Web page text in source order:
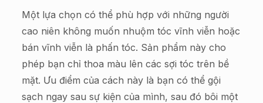
Một lựa chọn có thể phù hợp với những người
cao niên không muốn nhuộm tóc vĩnh viễn hoặc
bán vĩnh viễn là phấn tóc. Sản phẩm này cho
phép bạn chỉ thoa màu lên các sợi tóc trên bề
mặt. Ưu điểm của cách này là bạn có thể gội
sạch ngay sau sự kiện của mình, sau đó bôi một